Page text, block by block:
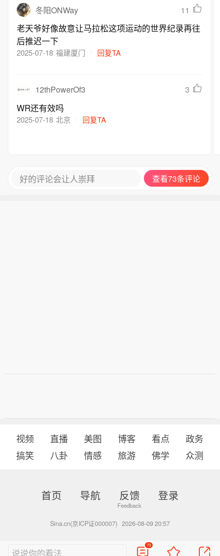
冬阳ONWay 11
老天爷好像故意让马拉松这项运动的世界纪录再往
后推迟一下
2025-07-18 福建厦门 回复TA
12thPowerOf3 3
WR还有效吗
2025-07-18 北京 回复TA
好的评论会让人崇拜 查看73条评论
视频 直播 美图 博客 看点
政务
搞笑
八卦 情感 旅游 佛学 众测
首页 导航 反馈 登录
Sina.cn(京ICP证000007) 2026-08-09 20:57
说说你的看法
73